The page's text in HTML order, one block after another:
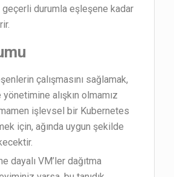
durumla eşleşene kadar
çalışmasını sağlamak,
yönetimine alışkın olmamız
işlevsel bir Kubernetes
için, ağında uygun şekilde
dayalı VM’ler dağıtma